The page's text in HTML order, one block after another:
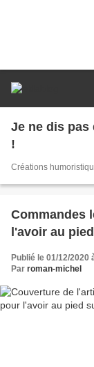
Je ne dis pas
!
Créations
Commandes
l'avoir au
Publié le 01/12/2020
Par roman-michel